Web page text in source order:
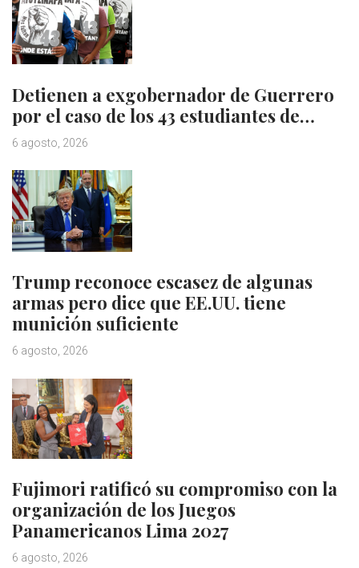
Detienen a exgobernador de Guerrero
por el caso de los 43 estudiantes de…
6 agosto, 2026
Trump reconoce escasez de algunas
armas pero dice que EE.UU. tiene
munición suficiente
6 agosto, 2026
Fujimori ratificó su compromiso con la
organización de los Juegos
Panamericanos Lima 2027
6 agosto, 2026